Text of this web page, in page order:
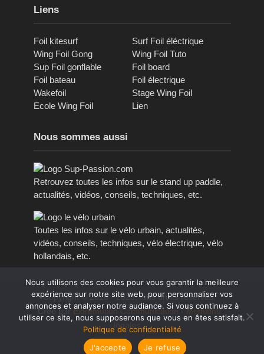
Liens
Foil kitesurf
Surf Foil éléctrique
Wing Foil Gong
Wing Foil Tuto
Sup Foil gonflable
Foil board
Foil bateau
Foil électrique
Wakefoil
Stage Wing Foil
Ecole Wing Foil
Lien
Nous sommes aussi
Retrouvez toutes les infos sur le stand up paddle,
actualités, vidéos, conseils, techniques, etc.
Toutes les infos sur le vélo urbain, actualités,
vidéos, conseils, techniques, vélo électrique, vélo
hollandais, etc.
Copyright © 2016 - 2023, tous droits réservés.
Créé par Extremotion Communication-Mentions
légales
Nous utilisons des cookies pour vous garantir la meilleure
expérience sur notre site web, pour personnaliser vos
annonces et analyser notre audiance. Si vous continuez à
utiliser ce site, nous supposerons que vous en êtes satisfait.
Politique de confidentialité
J'accepte
Je refuse